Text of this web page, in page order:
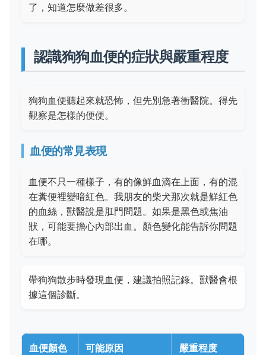
了，知道怎麼做差很多。
認識狗狗血便的症狀與嚴重程度
狗狗血便聽起來就恐怖，但先別急著衝醫院。得先
觀察是怎樣的便便。
血便的常見表現
血便不只一種樣子，有的像鮮血滴在上面，有的混
在糞便裡變暗紅色。我朋友的柴犬那次就是鮮紅色
的血絲，獸醫說是肛門問題。如果是黑色或焦油
狀，可能要擔心內部出血。顏色變化能告訴你問題
在哪。
帶狗狗散步時發現血便，建議拍照記錄。獸醫會根
據這個診斷。
血便顏色 可能原因 嚴重程度